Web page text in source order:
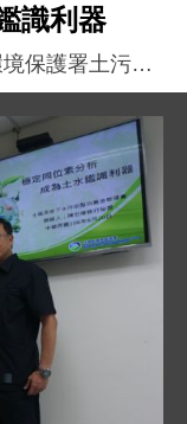
識利器
行政院環境保護署土污基管會